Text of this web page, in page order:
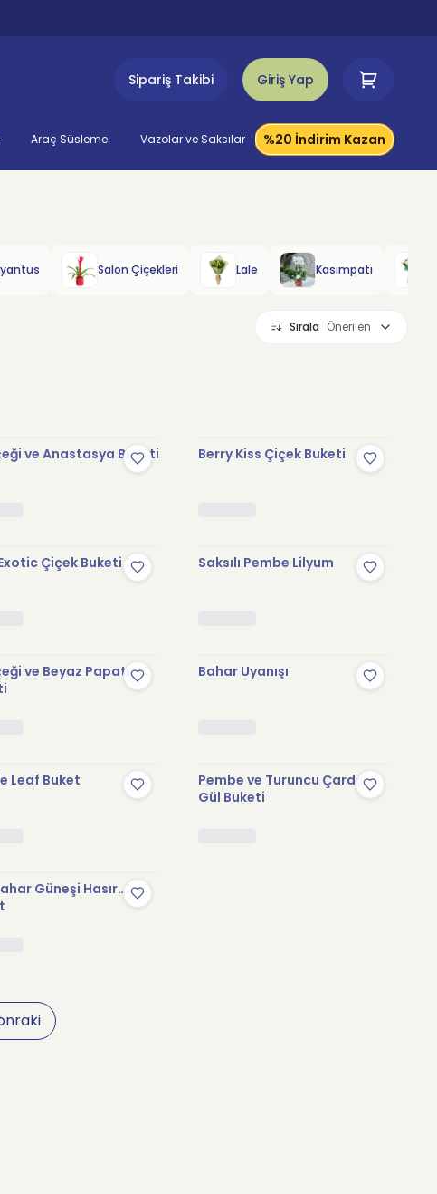
Sipariş Takibi Giriş Yap
Araç Süsleme Vazolar ve Saksılar %20 İndirim Kazan
Salon Çiçekleri Lale Kasımpatı
Sırala Önerilen
ve Anastasya Buketi Berry Kiss Çiçek Buketi
Çiçek Buketi Saksılı Pembe Lilyum
ve Beyaz Papatya
Bahar Uyanışı
Leaf Buket
Pembe ve Turuncu Çardak
Gül Buketi
Güneşi Hasır